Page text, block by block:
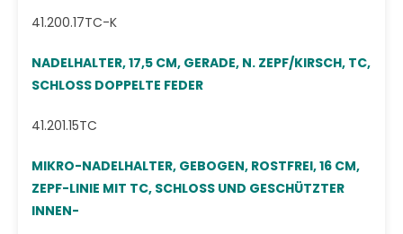
41.200.17TC-K
NADELHALTER, 17,5 CM, GERADE, N. ZEPF/KIRSCH, TC,
SCHLOSS DOPPELTE FEDER
41.201.15TC
MIKRO-NADELHALTER, GEBOGEN, ROSTFREI, 16 CM,
ZEPF-LINIE MIT TC, SCHLOSS UND GESCHÜTZTER
INNEN-